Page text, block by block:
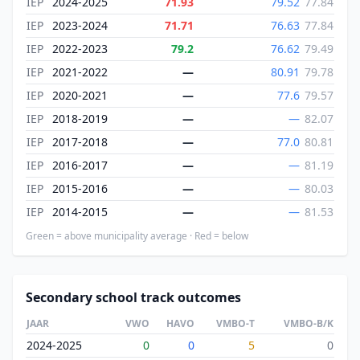
IEP 2023-2024 71.71 76.63 77.84
IEP 2022-2023 79.2 76.62 79.49
IEP 2021-2022 — 80.91 79.78
IEP 2020-2021 — 77.6 79.57
IEP 2018-2019 — — 82.07
IEP 2017-2018 — 77.0 80.81
IEP 2016-2017 — — 81.19
IEP 2015-2016 — — 80.03
IEP 2014-2015 — — 81.53
Green = above municipality average · Red = below
Secondary school track outcomes
JAAR VWO HAVO VMBO-T VMBO-B/K
2024-2025 0 0 5
0